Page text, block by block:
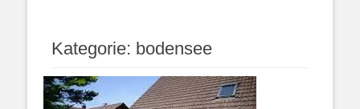
Kategorie: bodensee